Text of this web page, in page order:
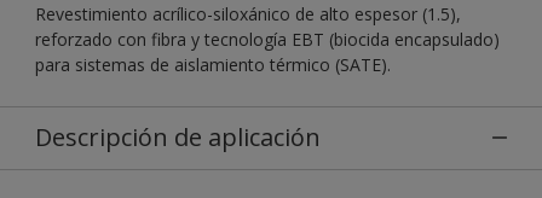
Revestimiento acrílico-siloxánico de alto espesor (1.5),
reforzado con fibra y tecnología EBT (biocida encapsulado)
para sistemas de aislamiento térmico (SATE).
Descripción de aplicación